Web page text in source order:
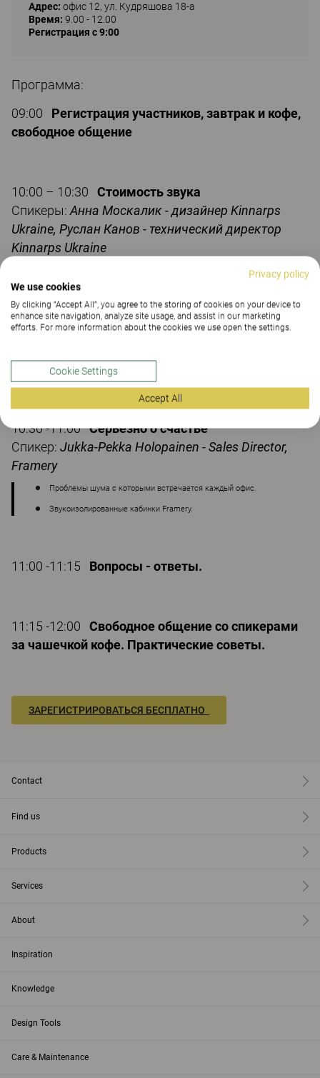
Адрес: офис 12, ул. Кудряшова 18-а
Время: 9.00 - 12.00
Регистрация с 9:00
Программа:
09:00 Регистрация участников, завтрак и кофе,
свободное общение
10:00 – 10:30
Стоимость звука
Спикеры: Анна Москалик - дизайнер Kinnarps
Ukraine, Руслан Канов - технический директор
Kinnarps Ukraine
Звук и его влияние на здоровье и работоспособность.
Как правильно создать в офисе звуковую среду.
Бизнес-модель и акустический дизайн интерьера: как связаны эти
понятия?
на все 100%: форматы гибкого офиса, особенности и опыт
зарубежных коллег.
10:30 -11:00Серьёзно о счастье
Спикер: Jukka-Pekka Holopainen - Sales Director,
Framery
Проблемы шума с которыми встречается каждый офис.
Звукоизолированные кабинки Framery.
11:00 -11:15 Вопросы - ответы.
11:15 -12:00 Свободное общение со спикерами
за чашечкой кофе. Практические советы.
ЗАРЕГИСТРИРОВАТЬСЯ БЕСПЛАТНО
Contact
Find us
Products
Services
About
Inspiration
Knowledge
Design Tools
Care & Maintenance
Privacy policy
We use cookies
By clicking “Accept All”, you agree to the storing of cookies on your device to
enhance site navigation, analyze site usage, and assist in our marketing
efforts. For more information about the cookies we use open the settings.
Cookie Settings
Accept All